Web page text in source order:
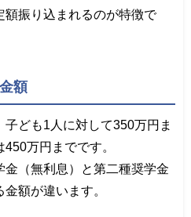
額振り込まれるのが特徴で
額
ども1人に対して350万円ま
万円までです。
（無利息）と第二種奨学金
金額が違います。